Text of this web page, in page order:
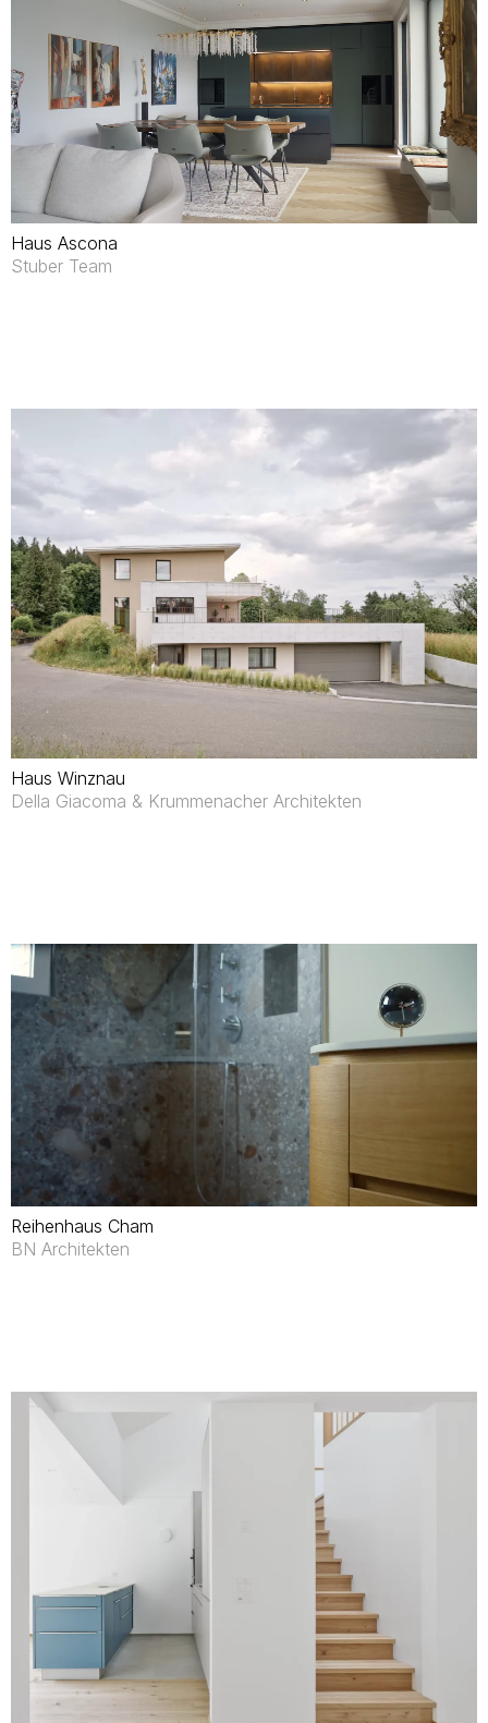
Haus Ascona
Stuber Team
Haus Winznau
Della Giacoma & Krummenacher Architekten
Reihenhaus Cham
BN Architekten